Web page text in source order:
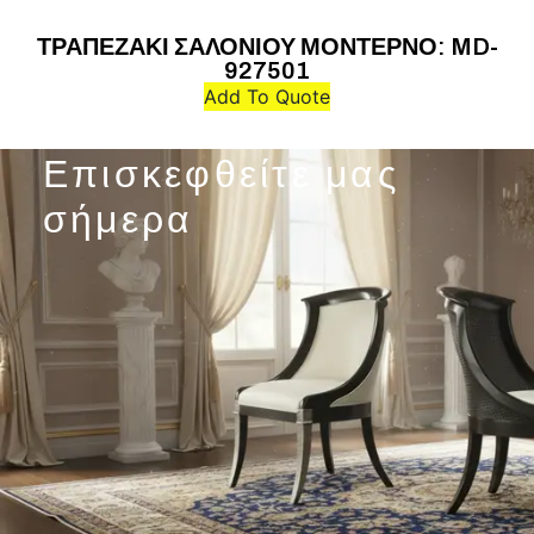
ΤΡΑΠΕΖΑΚΙ ΣΑΛΟΝΙΟΥ ΜΟΝΤΕΡΝΟ: MD-
927501
Add To Quote
Επισκεφθείτε μας
σήμερα